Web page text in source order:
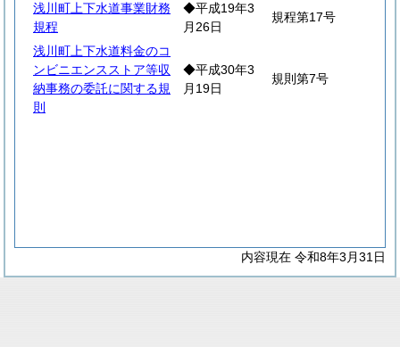
浅川町上下水道事業財務
規程
◆平成19年3
月26日
規程第17号
浅川町上下水道料金のコ
ンビニエンスストア等収
納事務の委託に関する規
則
◆平成30年3
月19日
規則第7号
内容現在 令和8年3月31日